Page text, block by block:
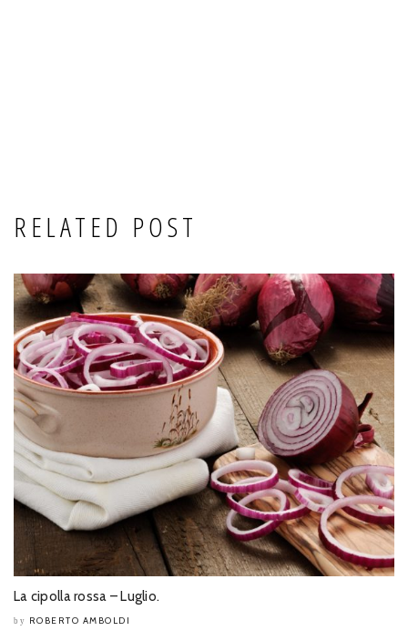
RELATED POST
La cipolla rossa – Luglio.
by ROBERTO AMBOLDI